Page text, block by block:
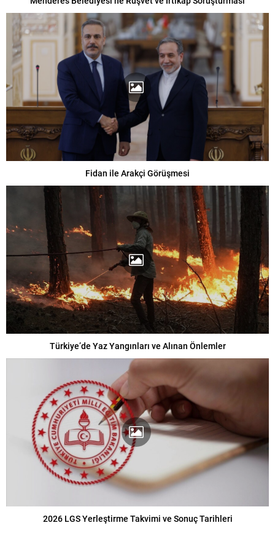
Fidan ile Arakçi Görüşmesi
Türkiye’de Yaz Yangınları ve Alınan Önlemler
2026 LGS Yerleştirme Takvimi ve Sonuç Tarihleri